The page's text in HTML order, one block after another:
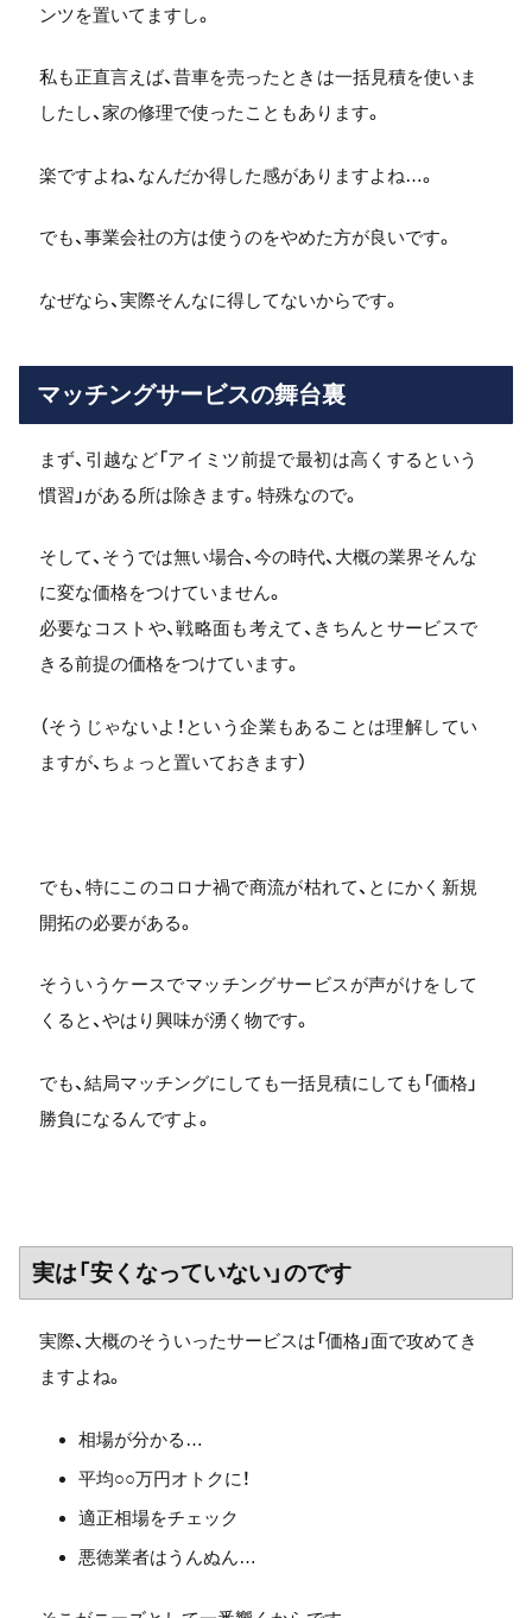
ンツを置いてますし。
私も正直言えば、昔車を売ったときは一括見積を使いま
したし、家の修理で使ったこともあります。
楽ですよね、なんだか得した感がありますよね…。
でも、事業会社の方は使うのをやめた方が良いです。
なぜなら、実際そんなに得してないからです。
マッチングサービスの舞台裏
まず、引越など「アイミツ前提で最初は高くするという
慣習」がある所は除きます。特殊なので。
そして、そうでは無い場合、今の時代、大概の業界そんな
に変な価格をつけていません。
必要なコストや、戦略面も考えて、きちんとサービスで
きる前提の価格をつけています。
（そうじゃないよ！という企業もあることは理解してい
ますが、ちょっと置いておきます）
でも、特にこのコロナ禍で商流が枯れて、とにかく新規
開拓の必要がある。
そういうケースでマッチングサービスが声がけをして
くると、やはり興味が湧く物です。
でも、結局マッチングにしても一括見積にしても「価格」
勝負になるんですよ。
実は「安くなっていない」のです
実際、大概のそういったサービスは「価格」面で攻めてき
ますよね。
相場が分かる…
平均○○万円オトクに！
適正相場をチェック
悪徳業者はうんぬん…